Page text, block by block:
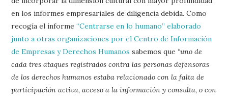
en los informes empresariales de diligencia debida. Como
recogía el informe“Centrarse en lo humano” elaborado
junto a otras organizaciones por el Centro de Información
de Empresas y Derechos Humanos sabemos que “uno de
cada tres ataques registrados contra las personas defensoras
de los derechos humanos estaba relacionado con la falta de
participación activa, acceso a la información y consulta, o con